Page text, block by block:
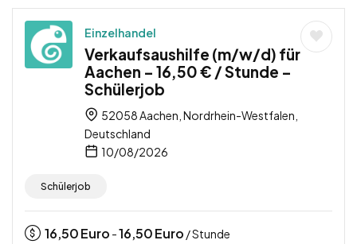
Einzelhandel
Verkaufsaushilfe (m/w/d) für
Aachen – 16,50 € / Stunde –
Schülerjob
52058 Aachen, Nordrhein-Westfalen,
Deutschland
10/08/2026
Schülerjob
16,50Euro -16,50Euro / Stunde